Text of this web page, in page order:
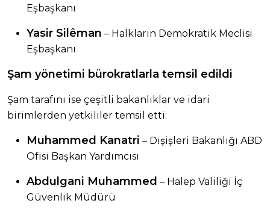
Eşbaşkanı
Yasir Silêman – Halkların Demokratik Meclisi
Eşbaşkanı
Şam yönetimi bürokratlarla temsil edildi
Şam tarafını ise çeşitli bakanlıklar ve idari
birimlerden yetkililer temsil etti:
Muhammed Kanatri – Dışişleri Bakanlığı ABD
Ofisi Başkan Yardımcısı
Abdulgani Muhammed – Halep Valiliği İç
Güvenlik Müdürü